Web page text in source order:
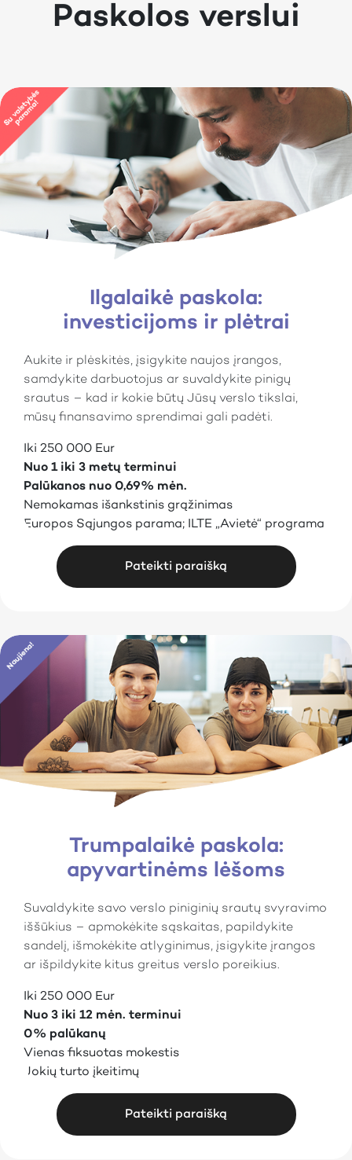
Paskolos verslui
Ilgalaikė paskola:
investicijoms ir plėtrai
Aukite ir plėskitės, įsigykite naujos įrangos,
samdykite darbuotojus ar suvaldykite pinigų
srautus – kad ir kokie būtų Jūsų verslo tikslai,
mūsų finansavimo sprendimai gali padėti.
Iki 250 000 Eur
Nuo 1 iki 3 metų terminui
Palūkanos nuo 0,69% mėn.
Nemokamas išankstinis grąžinimas
Europos Sąjungos parama; ILTE „Avietė“ programa
Pateikti paraišką
Trumpalaikė paskola:
apyvartinėms lėšoms
Suvaldykite savo verslo piniginių srautų svyravimo
iššūkius – apmokėkite sąskaitas, papildykite
sandelį, išmokėkite atlyginimus, įsigykite įrangos
ar išpildykite kitus greitus verslo poreikius.
Iki 250 000 Eur
Nuo 3 iki 12 mėn. terminui
0% palūkanų
Vienas fiksuotas mokestis
Jokių turto įkeitimų
Pateikti paraišką